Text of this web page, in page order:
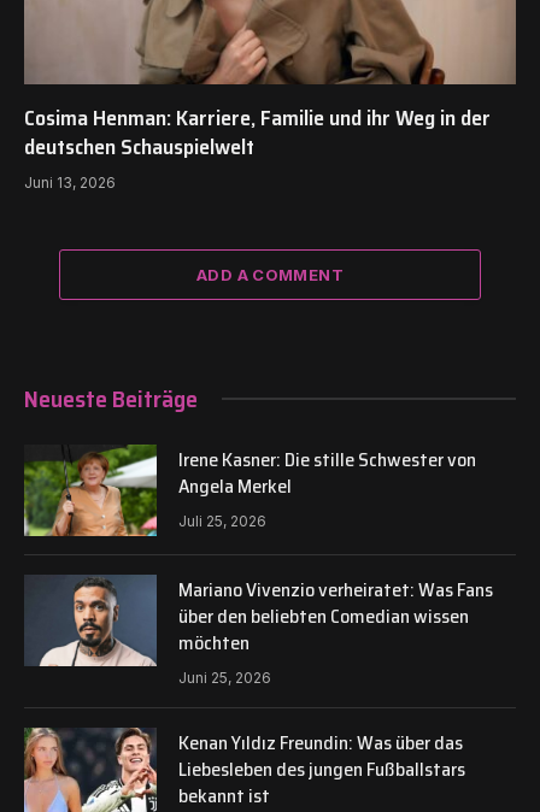
Cosima Henman: Karriere, Familie und ihr Weg in der
deutschen Schauspielwelt
Juni 13, 2026
ADD A COMMENT
Neueste Beiträge
Irene Kasner: Die stille Schwester von
Angela Merkel
Juli 25, 2026
Mariano Vivenzio verheiratet: Was Fans
über den beliebten Comedian wissen
möchten
Juni 25, 2026
Kenan Yıldız Freundin: Was über das
Liebesleben des jungen Fußballstars
bekannt ist